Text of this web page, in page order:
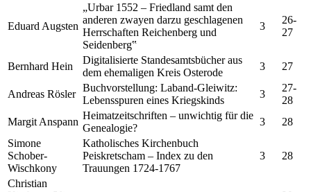
Eduard Augsten
„Urbar 1552 – Friedland samt den
anderen zwayen darzu geschlagenen
Herrschaften Reichenberg und
Seidenberg‟
3
26-
27
Bernhard Hein
Digitalisierte Standesamtsbücher aus
dem ehemaligen Kreis Osterode
3 27
Andreas Rösler
Buchvorstellung: Laband-Gleiwitz:
Lebensspuren eines Kriegskinds
3
27-
28
Margit Anspann
Heimatzeitschriften – unwichtig für die
Genealogie?
3
28
Simone
Schober-
Wischkony
Katholisches Kirchenbuch
Peiskretscham – Index zu den
Trauungen 1724-1767
3 28
Christian